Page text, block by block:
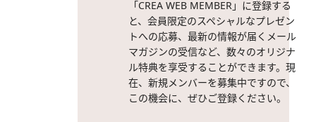
「CREA WEB MEMBER」に登録する
と、会員限定のスペシャルなプレゼン
トへの応募、最新の情報が届くメール
マガジンの受信など、数々のオリジナ
ル特典を享受することができます。現
在、新規メンバーを募集中ですので、
この機会に、ぜひご登録ください。